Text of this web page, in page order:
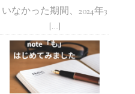
いなかった期間、2024年3
[…]